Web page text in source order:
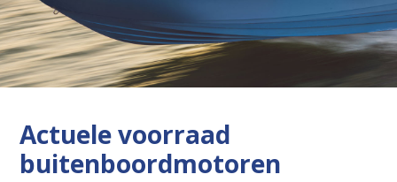
Actuele voorraad
buitenboordmotoren